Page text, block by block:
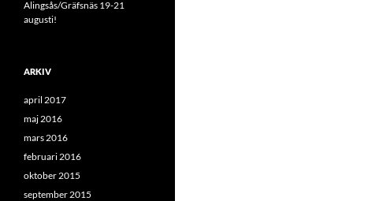
Alingsås/Gräfsnäs 19-21
augusti!
ARKIV
april 2017
maj 2016
mars 2016
februari 2016
oktober 2015
september 2015